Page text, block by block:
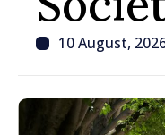
10 August,